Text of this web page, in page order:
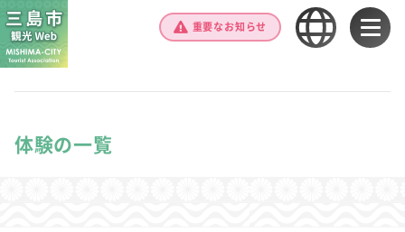
重要なお知らせ
体験の一覧